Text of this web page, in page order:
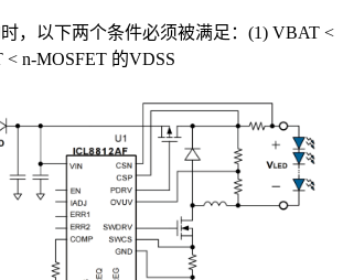
以下两个条件必须被满足：(1) VBAT <
n-MOSFET 的VDSS